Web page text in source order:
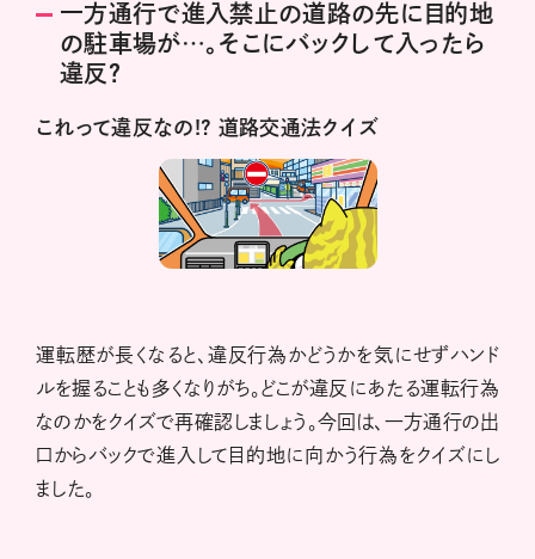
一方通行で進入禁止の道路の先に目的地
の駐車場が…。そこにバックして入ったら
違反？
これって違反なの!? 道路交通法クイズ
運転歴が長くなると、違反行為かどうかを気にせずハンド
ルを握ることも多くなりがち。どこが違反にあたる運転行為
なのかをクイズで再確認しましょう。今回は、一方通行の出
口からバックで進入して目的地に向かう行為をクイズにし
ました。